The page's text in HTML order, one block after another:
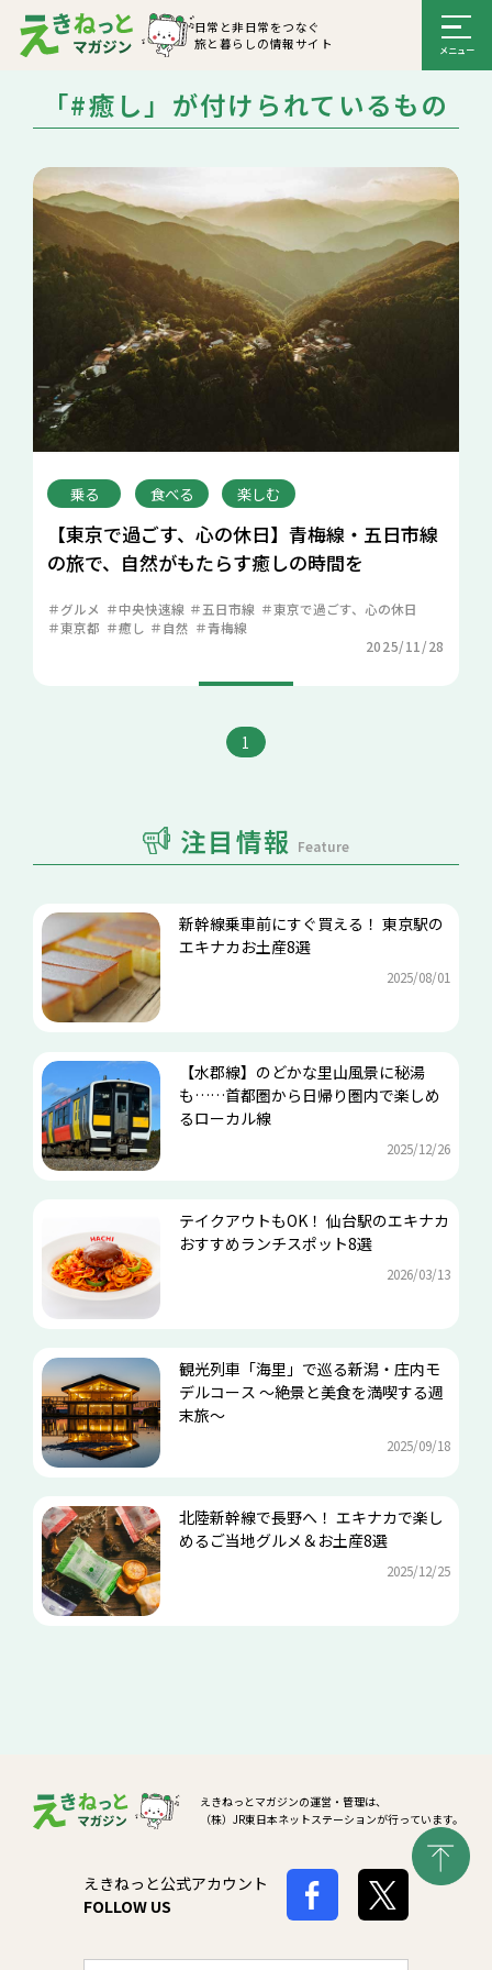
日常と非日常をつなぐ
旅と暮らしの情報サイト
「#癒し」が付けられているもの
乗る 食べる 楽しむ
【東京で過ごす、心の休日】青梅線・五日市線
の旅で、自然がもたらす癒しの時間を
グルメ 中央快速線 五日市線
東京で過ごす、心の休日
東京都
癒し 自然
青梅線
2025/11/28
1
注目情報 Feature
新幹線乗車前にすぐ買える！ 東京駅の
エキナカお土産8選
2025/08/01
【水郡線】のどかな里山風景に秘湯
も……首都圏から日帰り圏内で楽しめ
るローカル線
2025/12/26
テイクアウトもOK！ 仙台駅のエキナカ
おすすめランチスポット8選
2026/03/13
観光列車「海里」で巡る新潟・庄内モ
デルコース ～絶景と美食を満喫する週
末旅～
2025/09/18
北陸新幹線で長野へ！ エキナカで楽し
めるご当地グルメ＆お土産8選
2025/12/25
えきねっとマガジンの運営・管理は、
（株）JR東日本ネットステーションが行っています。
えきねっと公式アカウント
FOLLOW US